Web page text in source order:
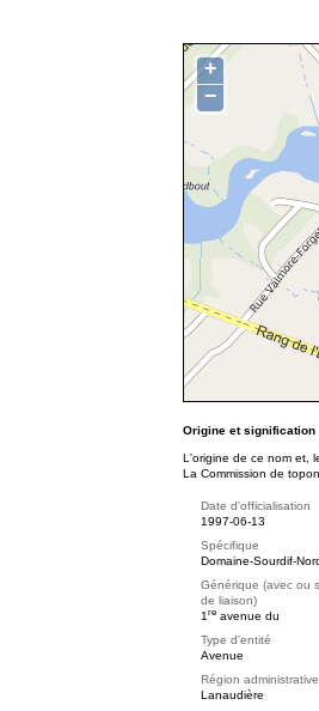
+
−
Origine et signification
L'origine de ce nom et,
La Commission de
Date d'officialisation
1997-06-13
Spécifique
Domaine-Sourdif-
Générique (avec ou
de liaison)
1 re avenue du
Type d'entité
Avenue
Région administrative
Lanaudière